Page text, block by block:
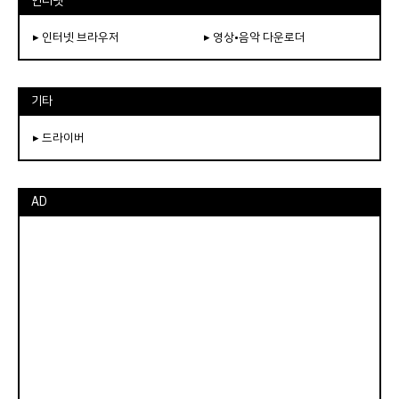
▸ 인터넷 브라우저 ▸ 영상•음악 다운로더
기타
▸ 드라이버
AD